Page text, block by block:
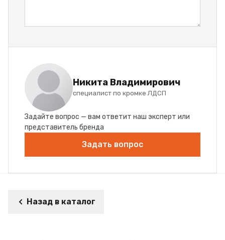
Никита Владимирович
специалист по кромке ЛДСП
Задайте вопрос — вам ответит наш эксперт или
представитель бренда
Задать вопрос
Назад в каталог